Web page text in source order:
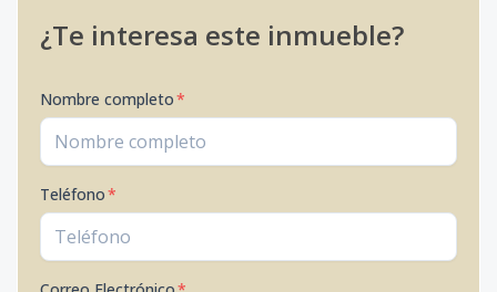
¿Te interesa este inmueble?
Nombre completo*
Teléfono*